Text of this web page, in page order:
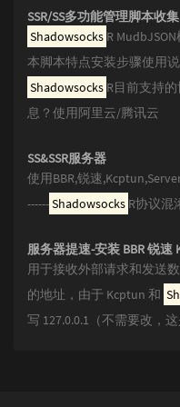
SSR/SS多功能管理脚本收集
Shadowsocks R
本脚本特点安装步骤使用
Shadowsocks R目前支持
息？使用阿里云/腾讯云
SS&SSR服务器
使用BBR,锐速
------Shadowsocks R协议混
服务器提速-安装 BBR 锐速
用于接收外部请求和发送
的地址，由于 Kcptun 和
写 127.0.0.1（不需要改，